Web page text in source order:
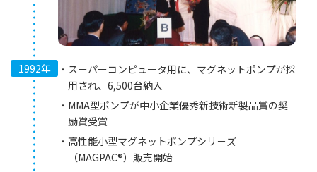
1992年
スーパーコンピュータ用に、マグネットポンプが採
用され、6,500台納入
MMA型ポンプが中小企業優秀新技術新製品賞の奨
励賞受賞
高性能小型マグネットポンプシリ－ズ
（MAGPAC®）販売開始